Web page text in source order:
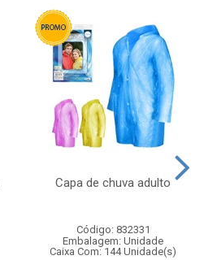
Capa de chuva adulto
Código: 832331
Embalagem: Unidade
Caixa Com: 144 Unidade(s)